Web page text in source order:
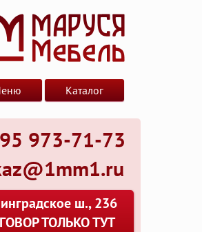
973-71-73
ш., 236
ТОЛЬКО ТУТ
Каталог